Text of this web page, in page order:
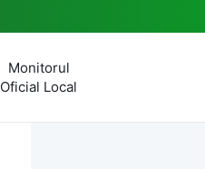
Monitorul
Oficial Local